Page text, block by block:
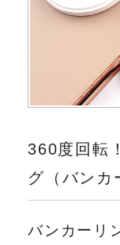
360度回転
グ（バンカ
バンカーリ